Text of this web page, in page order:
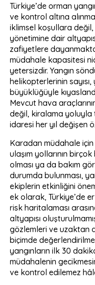
Türkiye’de orman
ve kontrol altına
iklimsel koşullara değil,
yönetimine dair
zafiyetlere
müdahale kapasitesi
yetersizdir. Yangın
helikopterlerinin
büyüklüğüyle
Mevcut hava
değil, kiralama yoluyla
idaresi her yıl değişen
Karadan müdahale
ulaşım yollarının
olması ya da bakım
durumda bulunması,
ekiplerin etkinliğini
ek olarak, Türkiye’de
risk haritalaması
altyapısı
gözlemleri ve uzaktan
biçimde
yangınların ilk 30
müdahalenin
ve kontrol edilemez